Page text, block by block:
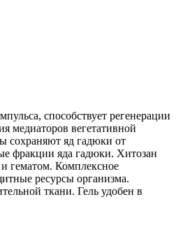
способствует регенерации
медиаторов вегетативной
сохраняют яд гадюки от
фракции яда гадюки. Хитозан
и гематом. Комплексное
ресурсы организма.
ткани. Гель удобен в